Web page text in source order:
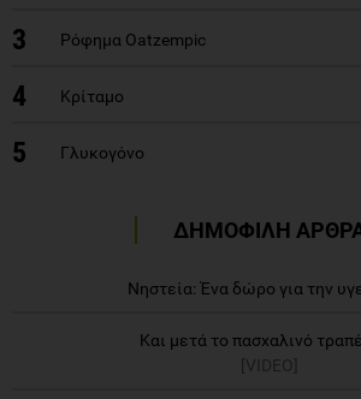
3 Ρόφημα Oatzempic
4 Κρίταμο
5 Γλυκογόνο
ΔΗΜΟΦΙΛΗ
Νηστεία: Ένα δώρο για την
Και μετά το πασχαλινό
[VIDEO]